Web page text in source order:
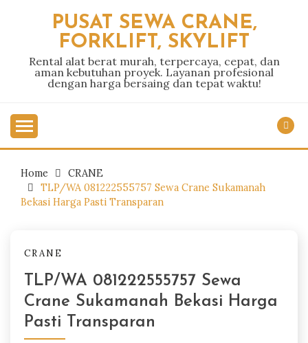
PUSAT SEWA CRANE,
FORKLIFT, SKYLIFT
Rental alat berat murah, terpercaya, cepat, dan
aman kebutuhan proyek. Layanan profesional
dengan harga bersaing dan tepat waktu!
Home
CRANE
TLP/WA 081222555757 Sewa Crane Sukamanah
Bekasi Harga Pasti Transparan
CRANE
TLP/WA 081222555757 Sewa
Crane Sukamanah Bekasi Harga
Pasti Transparan